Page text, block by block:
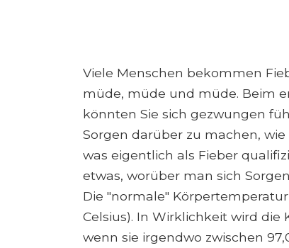
Viele Menschen bekommen
müde, müde und müde. Beim
könnten Sie sich gezwungen
Sorgen darüber zu machen,
was eigentlich als Fieber
etwas, worüber man sich
Die "normale"
Celsius). In Wirklichkeit wird
wenn sie irgendwo zwischen